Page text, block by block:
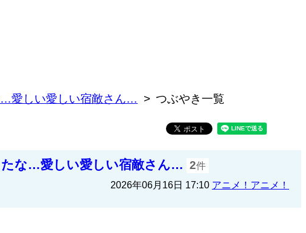
…愛しい愛しい宿敵さん…
つぶやき一覧
たな…愛しい愛しい宿敵さん… 2件
2026年06月16日 17:10 アニメ！アニメ！